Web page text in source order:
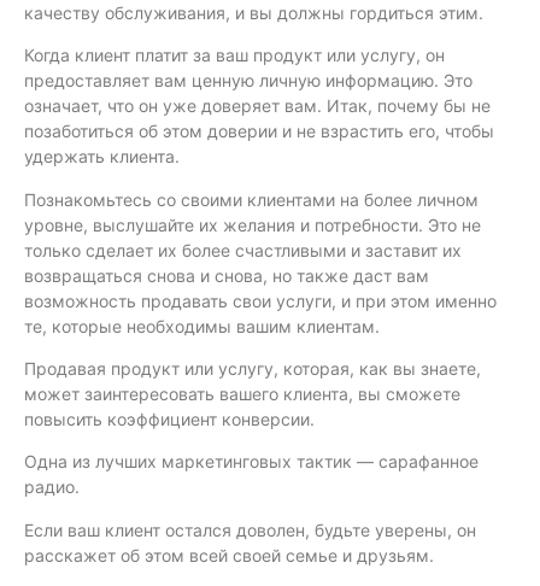
качеству обслуживания, и вы должны гордиться этим.
Когда клиент платит за ваш продукт или услугу, он
предоставляет вам ценную личную информацию. Это
означает, что он уже доверяет вам. Итак, почему бы не
позаботиться об этом доверии и не взрастить его, чтобы
удержать клиента.
Познакомьтесь со своими клиентами на более личном
уровне, выслушайте их желания и потребности. Это не
только сделает их более счастливыми и заставит их
возвращаться снова и снова, но также даст вам
возможность продавать свои услуги, и при этом именно
те, которые необходимы вашим клиентам.
Продавая продукт или услугу, которая, как вы знаете,
может заинтересовать вашего клиента, вы сможете
повысить коэффициент конверсии.
Одна из лучших маркетинговых тактик — сарафанное
радио.
Если ваш клиент остался доволен, будьте уверены, он
расскажет об этом всей своей семье и друзьям.